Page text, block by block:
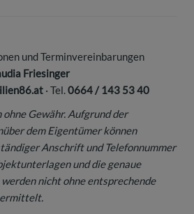
und Terminvereinbarungen
Friesinger
· Tel.0664 / 143 53 40
Gewähr. Aufgrund der
dem Eigentümer können
Anschrift und Telefonnummer
und die genaue
nicht ohne entsprechende